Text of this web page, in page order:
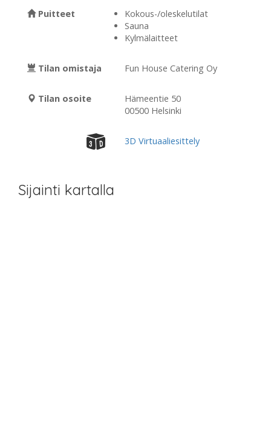
Puitteet
Kokous-/oleskelutilat
Sauna
Kylmälaitteet
Tilan omistaja Fun House Catering Oy
Tilan osoite
Hämeentie 50
00500 Helsinki
3D Virtuaaliesittely
Sijainti kartalla